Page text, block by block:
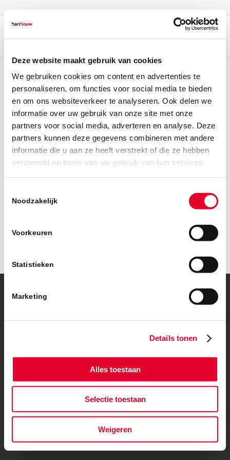
Deze website maakt gebruik van cookies
We gebruiken cookies om content en advertenties te
personaliseren, om functies voor social media te bieden
en om ons websiteverkeer te analyseren. Ook delen we
informatie over uw gebruik van onze site met onze
partners voor social media, adverteren en analyse. Deze
partners kunnen deze gegevens combineren met andere
informatie die u aan ze heeft verstrekt of die ze hebben
verzameld op basis van uw gebruik van hun services.
Noodzakelijk
Voorkeuren
Statistieken
Marketing
Details tonen
Alles toestaan
Selectie toestaan
Weigeren
© Copyright – BanBouw | Onderdeel van de
Algemene